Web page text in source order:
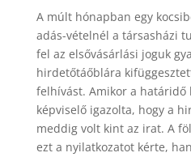
A múlt hónapban egy
adás-vételnél a társasházi
fel az elsővásárlási joguk
hirdetőtáőblára
felhívást. Amikor a határidő
képviselő igazolta, hogy a
meddig volt kint az irat. A
ezt a nyilatkozatot kérte,